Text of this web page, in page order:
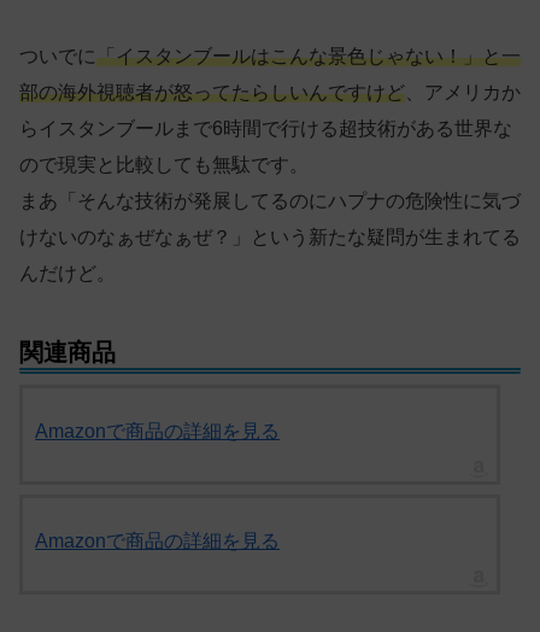
ついでに「イスタンブールはこんな景色じゃない！」と一
部の海外視聴者が怒ってたらしいんですけど 、アメリカか
らイスタンブールまで6時間で行ける超技術がある世界な
ので現実と比較しても無駄です。
まあ「そんな技術が発展してるのにハプナの危険性に気づ
けないのなぁぜなぁぜ？」という新たな疑問が生まれてる
んだけど。
関連商品
Amazonで商品の詳細を見る
Amazonで商品の詳細を見る